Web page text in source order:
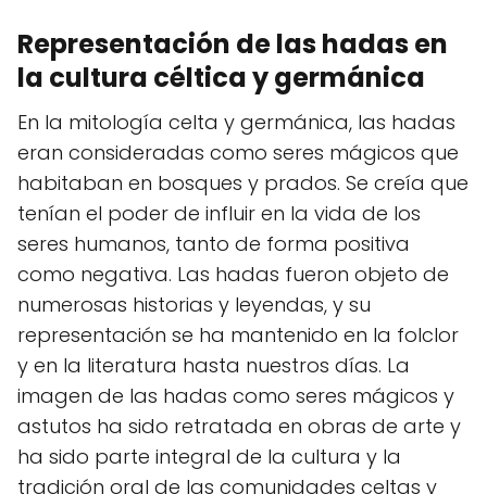
Representación de las hadas en
la cultura céltica y germánica
En la mitología celta y germánica, las hadas
eran consideradas como seres mágicos que
habitaban en bosques y prados. Se creía que
tenían el poder de influir en la vida de los
seres humanos, tanto de forma positiva
como negativa. Las hadas fueron objeto de
numerosas historias y leyendas, y su
representación se ha mantenido en la folclor
y en la literatura hasta nuestros días. La
imagen de las hadas como seres mágicos y
astutos ha sido retratada en obras de arte y
ha sido parte integral de la cultura y la
tradición oral de las comunidades celtas y